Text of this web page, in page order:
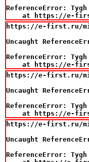
ReferenceError:
at https://e-
https://e-first.ru/
Uncaught
ReferenceError:
at https://e-
https://e-first.ru/
Uncaught
ReferenceError:
at https://e-
https://e-first.ru/
Uncaught
ReferenceError: